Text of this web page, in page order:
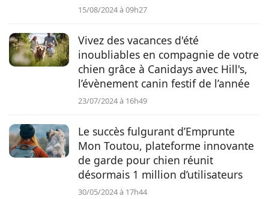
15/08/2024 à 09h27
Vivez des vacances d'été
inoubliables en compagnie de votre
chien grâce à Canidays avec Hill's,
l’évènement canin festif de l’année
23/07/2024 à 16h49
Le succès fulgurant d’Emprunte
Mon Toutou, plateforme innovante
de garde pour chien réunit
désormais 1 million d’utilisateurs
30/05/2024 à 17h44